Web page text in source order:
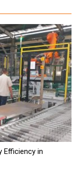
Efficiency in